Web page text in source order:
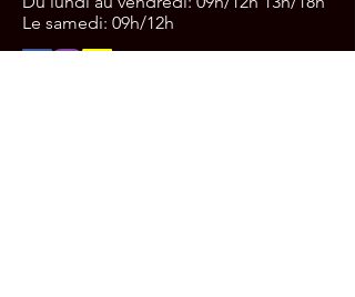
Le samedi: 09h/12h